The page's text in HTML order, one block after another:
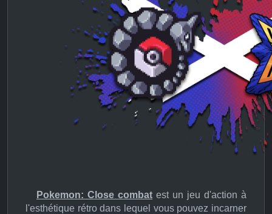
Pokemon: Close combat est un jeu d'action à
l'esthétique rétro dans lequel vous pouvez incarner